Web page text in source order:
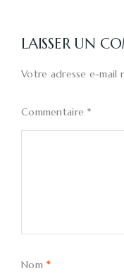
LAISSER UN
Votre adresse e-mail
Commentaire *
Nom *